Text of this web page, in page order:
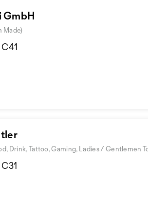
GmbH
Made)
Drink, Tattoo, Gaming, Ladies / Gentlemen